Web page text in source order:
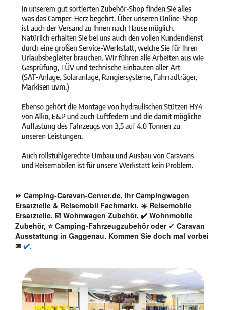
⏩ Camping-Caravan-Center.de, Ihr Campingwagen
Ersatzteile & Reisemobil Fachmarkt. ☀️ Reisemobile
Ersatzteile, ☑️ Wohnwagen Zubehör, ✔️ Wohnmobile
Zubehör, ⭐ Camping-Fahrzeugzubehör oder ✓ Caravan
Ausstattung in Gaggenau. Kommen Sie doch mal vorbei
✉ ✔️.